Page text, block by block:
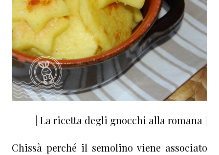
| La ricetta degli gnocchi alla romana |
Chissà perché il semolino viene associato